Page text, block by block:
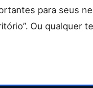
para seus
Ou qualquer